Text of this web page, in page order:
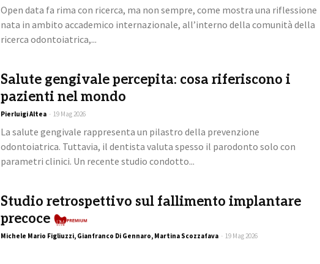
Open data fa rima con ricerca, ma non sempre, come mostra una riflessione
nata in ambito accademico internazionale, all’interno della comunità della
ricerca odontoiatrica,...
Salute gengivale percepita: cosa riferiscono i
pazienti nel mondo
Pierluigi Altea - 19 Mag 2026
La salute gengivale rappresenta un pilastro della prevenzione
odontoiatrica. Tuttavia, il dentista valuta spesso il parodonto solo con
parametri clinici. Un recente studio condotto...
Studio retrospettivo sul fallimento implantare
precoce
Michele Mario Figliuzzi, Gianfranco Di Gennaro, Martina Scozzafava - 19 Mag 2026